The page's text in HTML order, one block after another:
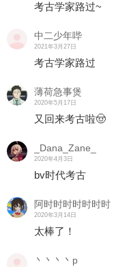
考古学家路过~
中二少年哔
2021年3月27日
考古学家路过
薄荷急事煲
2020年5月17日
又回来考古啦🤠
_Dana_Zane_
2020年4月3日
bv时代考古
阿时时时时时时时
2020年3月14日
太棒了！
丶丶丶丶p